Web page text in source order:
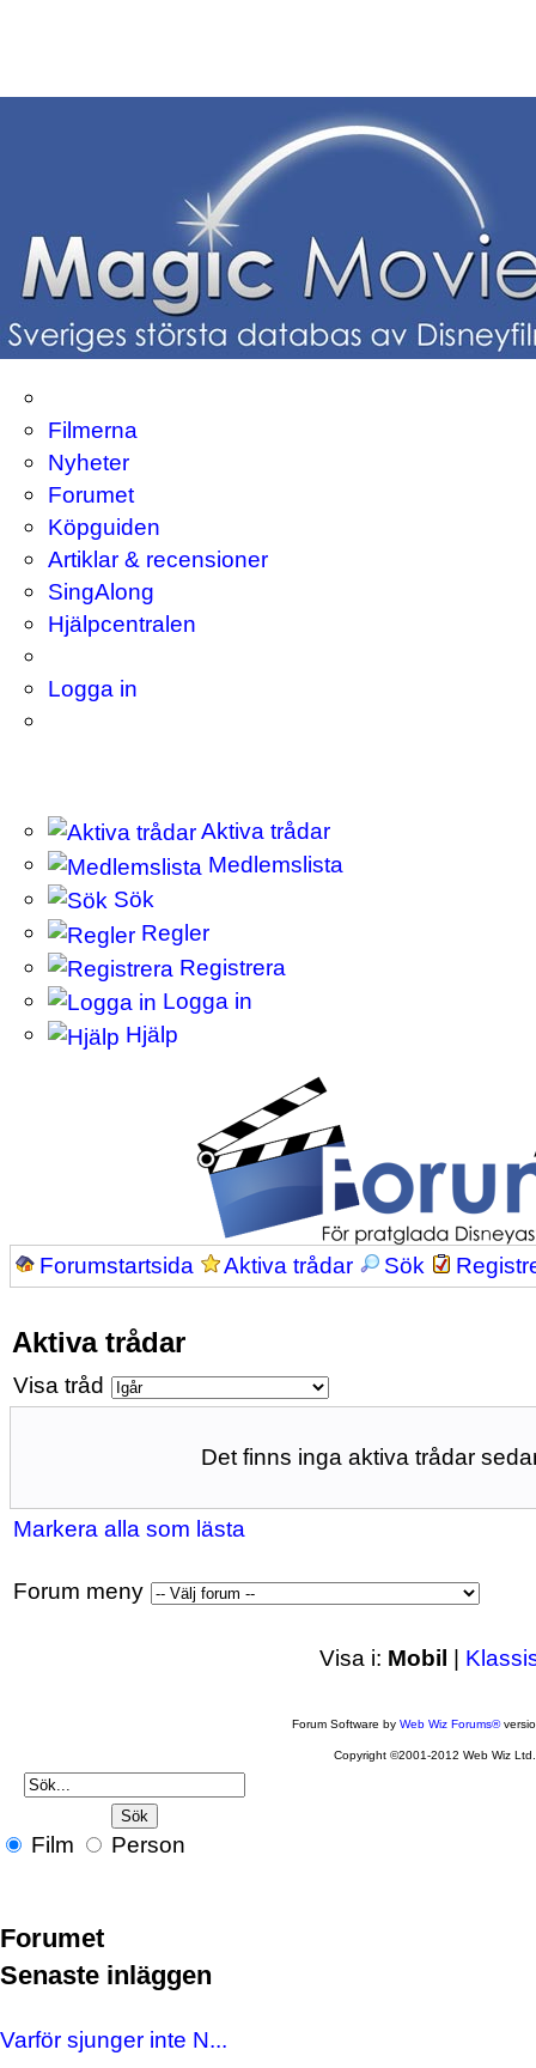
Filmerna
Nyheter
Forumet
Köpguiden
Artiklar & recensioner
SingAlong
Hjälpcentralen
Logga in
Aktiva trådar
Medlemslista
Sök
Regler
Registrera
Logga in
Hjälp
Forumstartsida Aktiva trådar Sök
Aktiva trådar
Visa tråd
Det finns inga aktiva trådar
Markera alla som lästa
Forum meny
Visa i: Mobil |
Forum Software byWeb Wiz Forums®
Copyright ©2001-2012 Web Wiz Ltd.
Film Person
Forumet
Senaste inläggen
Varför sjunger inte N...